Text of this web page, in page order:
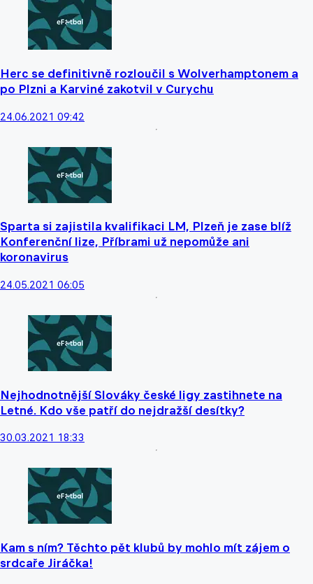
Herc se definitivně rozloučil s Wolverhamptonem a
po Plzni a Karviné zakotvil v Curychu
24.06.2021 09:42
Sparta si zajistila kvalifikaci LM, Plzeň je zase blíž
Konferenční lize, Příbrami už nepomůže ani
koronavirus
24.05.2021 06:05
Nejhodnotnější Slováky české ligy zastihnete na
Letné. Kdo vše patří do nejdražší desítky?
30.03.2021 18:33
Kam s ním? Těchto pět klubů by mohlo mít zájem o
srdcaře Jiráčka!